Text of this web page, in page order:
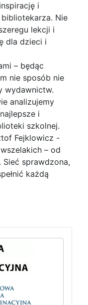
i
Nie
lekcji i
dla dzieci i
– będąc
nie sposób nie
wydawnictw.
analizujemy
i
szkolnej.
Fejklowicz -
– od
sprawdzona,
każdą